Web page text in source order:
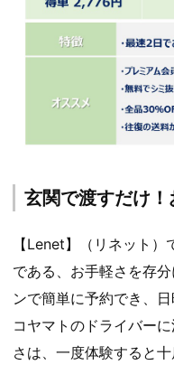
玄関で渡すだけ
【Lenet】（リネット
である、お手軽さを存
ンで簡単に予約でき、
コヤマトのドライバー
さは、一度体験すると